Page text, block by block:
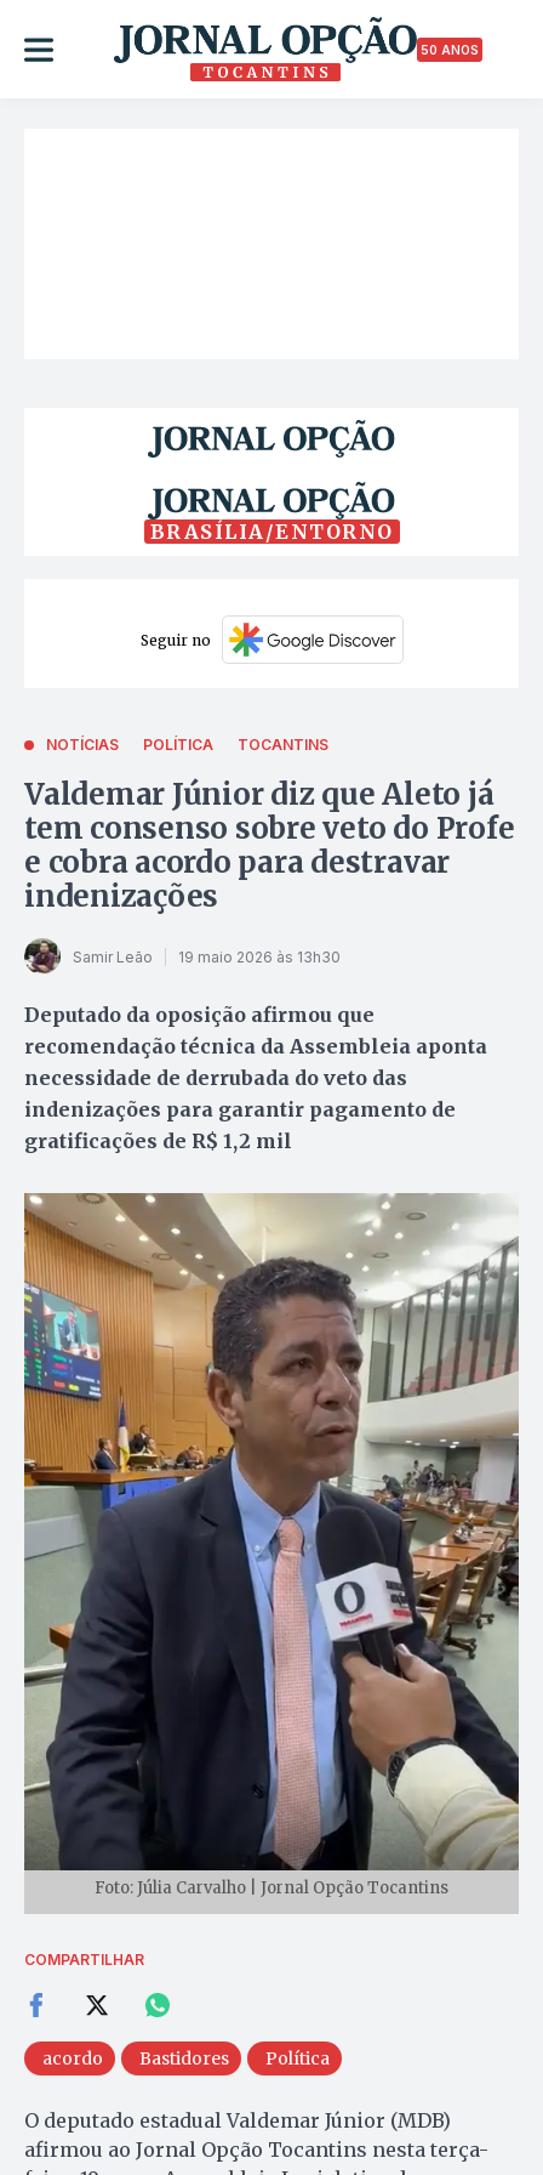
50 ANOS
BRASÍLIA/ENTORNO
Seguir no
NOTÍCIAS POLÍTICA TOCANTINS
Valdemar Júnior diz que Aleto já
tem consenso sobre veto do Profe
e cobra acordo para destravar
indenizações
Samir Leão 19 maio 2026 às 13h30
Deputado da oposição afirmou que
recomendação técnica da Assembleia aponta
necessidade de derrubada do veto das
indenizações para garantir pagamento de
gratificações de R$ 1,2 mil
Foto: Júlia Carvalho | Jornal Opção Tocantins
COMPARTILHAR
acordo Bastidores Política
O deputado estadual Valdemar Júnior (MDB)
afirmou ao Jornal Opção Tocantins nesta terça-